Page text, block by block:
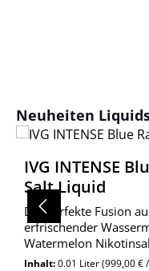
Produktgalerie
Neuheiten
IVG INTENSE
Salt Liquid
Die perfekte Fusion
erfrischender
Watermelon
Wolkengarage!
Inhalt:0.01 Liter(999,00 €